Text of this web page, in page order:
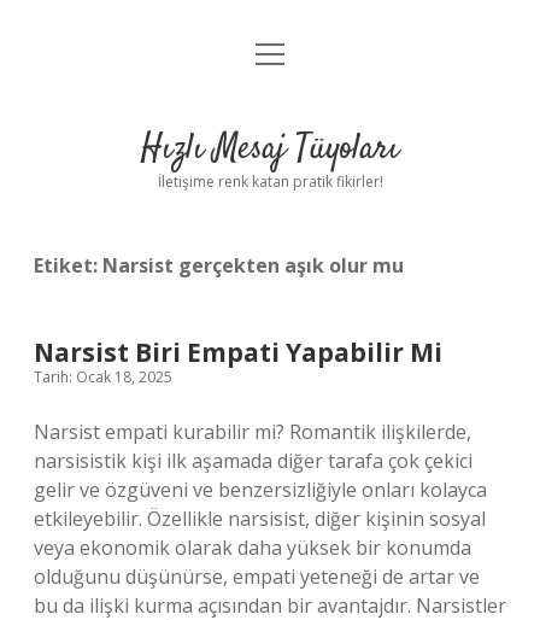
Anasayfa
Yasal Uyarı
menüyü
Hızlı Mesaj Tüyoları
İletişime renk katan pratik fikirler!
Etiket: Narsist gerçekten aşık olur mu
Narsist Biri Empati Yapabilir Mi
Tarih: Ocak 18, 2025
Narsist empati kurabilir mi? Romantik ilişkilerde,
narsisistik kişi ilk aşamada diğer tarafa çok çekici
gelir ve özgüveni ve benzersizliğiyle onları kolayca
etkileyebilir. Özellikle narsisist, diğer kişinin sosyal
veya ekonomik olarak daha yüksek bir konumda
olduğunu düşünürse, empati yeteneği de artar ve
bu da ilişki kurma açısından bir avantajdır. Narsistler